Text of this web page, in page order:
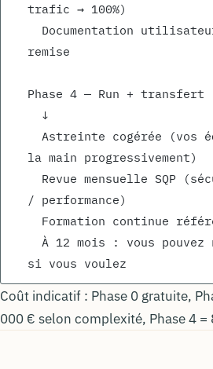
trafic → 100%)
remise
Phase 4 — Run + transfert
  ↓
la main progressivement)
/ performance)
Formation continue
si vous voulez
Coût indicatif : Phase 0 gratuite,
000 € selon complexité, Phase 4